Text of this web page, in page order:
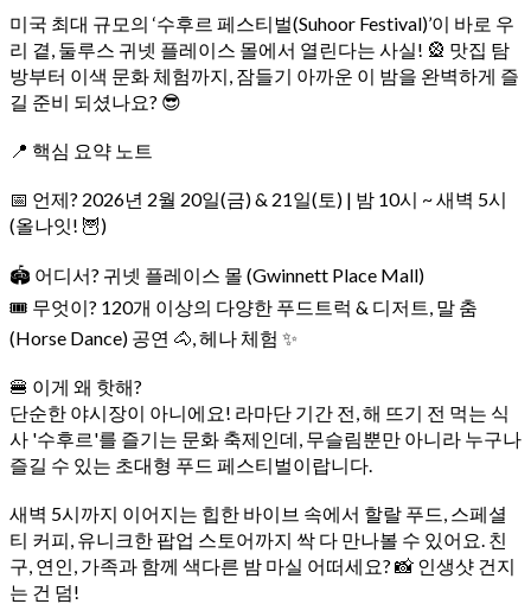
​미국 최대 규모의 ‘수후르 페스티벌(Suhoor Festival)’이 바로 우
리 곁, 둘루스 귀넷 플레이스 몰에서 열린다는 사실! 🎡 맛집 탐
방부터 이색 문화 체험까지, 잠들기 아까운 이 밤을 완벽하게 즐
길 준비 되셨나요? 😎
​📍 핵심 요약 노트
​📅 언제? 2026년 2월 20일(금) & 21일(토) | 밤 10시 ~ 새벽 5시
(올나잇! 🦉)
​🏟 어디서? 귀넷 플레이스 몰 (Gwinnett Place Mall)
​🎟 무엇이? 120개 이상의 다양한 푸드트럭 & 디저트, 말 춤
(Horse Dance) 공연 🐴, 헤나 체험 ✨
​🍔 이게 왜 핫해?
단순한 야시장이 아니에요! 라마단 기간 전, 해 뜨기 전 먹는 식
사 '수후르'를 즐기는 문화 축제인데, 무슬림뿐만 아니라 누구나
즐길 수 있는 초대형 푸드 페스티벌이랍니다.
​새벽 5시까지 이어지는 힙한 바이브 속에서 할랄 푸드, 스페셜
티 커피, 유니크한 팝업 스토어까지 싹 다 만나볼 수 있어요. 친
구, 연인, 가족과 함께 색다른 밤 마실 어떠세요? 📸 인생샷 건지
는 건 덤!